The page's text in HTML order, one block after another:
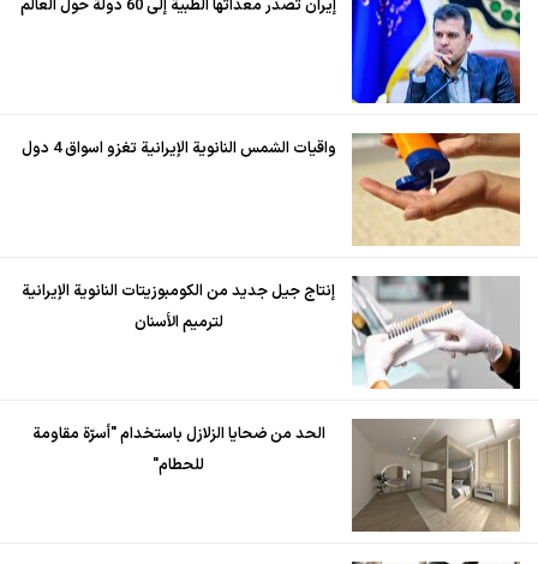
إيران تُصدّر معداتها الطبية إلى 60 دولة حول العالم
واقيات الشمس النانوية الإيرانية تغزو اسواق 4 دول
إنتاج جيل جديد من الكومبوزيتات النانوية الإيرانية
لترميم الأسنان
الحد من ضحايا الزلازل باستخدام "أسرّة مقاومة
للحطام"